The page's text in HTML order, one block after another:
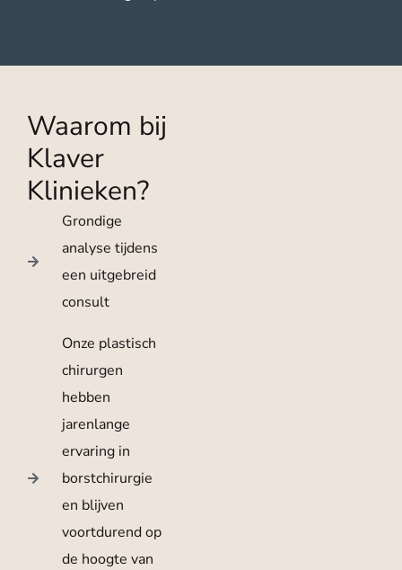
Waarom bij
Klaver
Klinieken?
Grondige
analyse tijdens
een uitgebreid
consult
Onze plastisch
chirurgen
hebben
jarenlange
ervaring in
borstchirurgie
en blijven
voortdurend op
de hoogte van